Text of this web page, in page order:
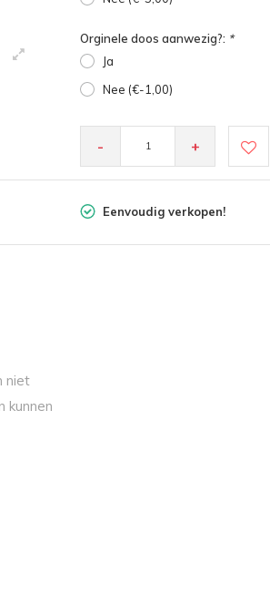
Orginele doos aanwezig?: *
Ja
Nee (€-1,00)
- +
Eenvoudig verkopen!
niet
kunnen